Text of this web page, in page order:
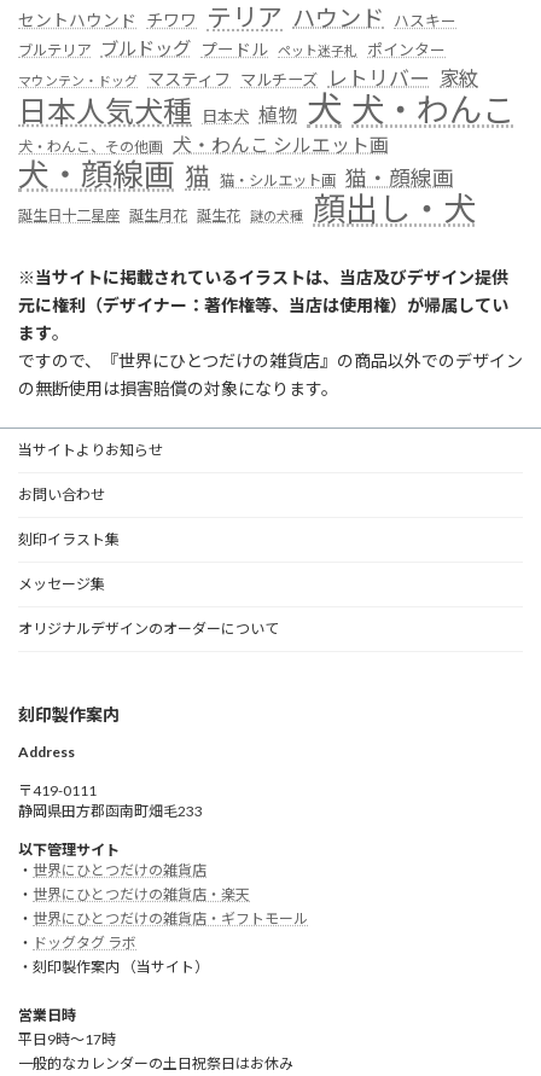
セントハウンド チワワ テリア ハウンド ハスキー
ブルテリア ブルドッグ プードル ペット迷子札 ポインター
マウンテン・ドッグ マスティフ マルチーズ レトリバー 家紋
日本人気犬種 日本犬 植物 犬 犬・わんこ
犬・わんこ、その他画 犬・わんこ シルエット画
犬・顔線画 猫 猫・シルエット画 猫・顔線画
誕生日十二星座 誕生月花 誕生花 謎の犬種 顔出し・犬
※当サイトに掲載されているイラストは、当店及びデザイン提供
元に権利（デザイナー：著作権等、当店は使用権）が帰属してい
ます。
ですので、『世界にひとつだけの雑貨店』の商品以外でのデザイン
の無断使用は損害賠償の対象になります。
当サイトよりお知らせ
お問い合わせ
刻印イラスト集
メッセージ集
オリジナルデザインのオーダーについて
刻印製作案内
Address
〒419-0111
静岡県田方郡函南町畑毛233
以下管理サイト
・ 世界にひとつだけの雑貨店
・ 世界にひとつだけの雑貨店・楽天
・ 世界にひとつだけの雑貨店・ギフトモール
・ ドッグタグ ラボ
・刻印製作案内 （当サイト）
営業日時
平日9時～17時
一般的なカレンダーの土日祝祭日はお休み